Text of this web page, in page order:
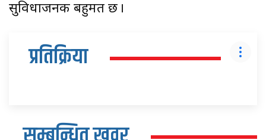
सुविधाजनक बहुमत छ ।
प्रतिक्रिया